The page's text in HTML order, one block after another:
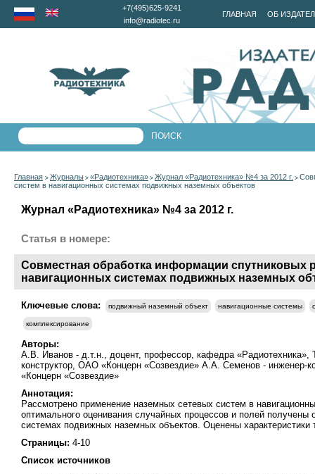
ГЛАВНАЯ ОБ
+7(495)625-9241
info@radiotec.ru
Главная > Журналы > «Радиотехника» > Журнал «Радиотехника» №4 за 2012 г. >
систем в навигационных системах подвижных наземных объектов
Журнал «Радиотехника» №4 за 2012 г.
Статья в номере:
Совместная обработка информации спутниковых
навигационных системах подвижных наземных
Ключевые слова: подвижный наземный объект навигационные системы
комплексирование
Авторы:
А.В. Иванов - д.т.н., доцент, профессор, кафедра «Радиотехника»,
конструктор, ОАО «Концерн «Созвездие» А.А. Семенов - инженер-
«Концерн «Созвездие»
Аннотация:
Рассмотрено применение наземных сетевых систем в
оптимального оценивания случайных процессов и полей
системах подвижных наземных объектов. Оценены характеристики
Страницы: 4-10
Список источников